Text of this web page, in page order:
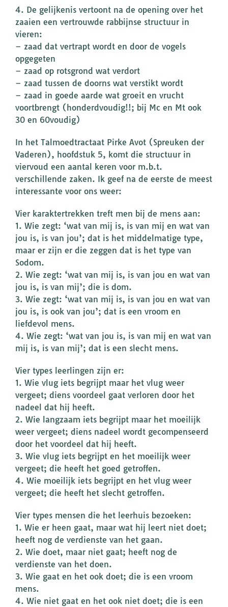
4. De gelijkenis vertoont na de opening over het
zaaien een vertrouwde rabbijnse structuur in
vieren:
– zaad dat vertrapt wordt en door de vogels
opgegeten
– zaad op rotsgrond wat verdort
– zaad tussen de doorns wat verstikt wordt
– zaad in goede aarde wat groeit en vrucht
voortbrengt (honderdvoudig!!; bij Mc en Mt ook
30 en 60voudig)
In het Talmoedtractaat Pirke Avot (Spreuken der
Vaderen), hoofdstuk 5, komt die structuur in
viervoud een aantal keren voor m.b.t.
verschillende zaken. Ik geef na de eerste de meest
interessante voor ons weer:
Vier karaktertrekken treft men bij de mens aan:
1. Wie zegt: ‘wat van mij is, is van mij en wat van
jou is, is van jou’; dat is het middelmatige type,
maar er zijn er die zeggen dat is het type van
Sodom.
2. Wie zegt: ‘wat van mij is, is van jou en wat van
jou is, is van mij’; die is dom.
3. Wie zegt: ‘wat van mij is, is van jou en wat van
jou is, is ook van jou’; dat is een vroom en
liefdevol mens.
4. Wie zegt: ‘wat van jou is, is van mij en wat van
mij is, is van mij’; dat is een slecht mens.
Vier types leerlingen zijn er:
1. Wie vlug iets begrijpt maar het vlug weer
vergeet; diens voordeel gaat verloren door het
nadeel dat hij heeft.
2. Wie langzaam iets begrijpt maar het moeilijk
weer vergeet; diens nadeel wordt gecompenseerd
door het voordeel dat hij heeft.
3. Wie vlug iets begrijpt en het moeilijk weer
vergeet; die heeft het goed getroffen.
4. Wie moeilijk iets begrijpt en het vlug weer
vergeet; die heeft het slecht getroffen.
Vier types mensen die het leerhuis bezoeken:
1. Wie er heen gaat, maar wat hij leert niet doet;
heeft nog de verdienste van het gaan.
2. Wie doet, maar niet gaat; heeft nog de
verdienste van het doen.
3. Wie gaat en het ook doet; die is een vroom
mens.
4. Wie niet gaat en het ook niet doet; die is een